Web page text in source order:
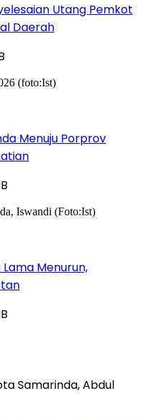
Utang Pemkot
Daerah
Menuju Porprov
Menurun,